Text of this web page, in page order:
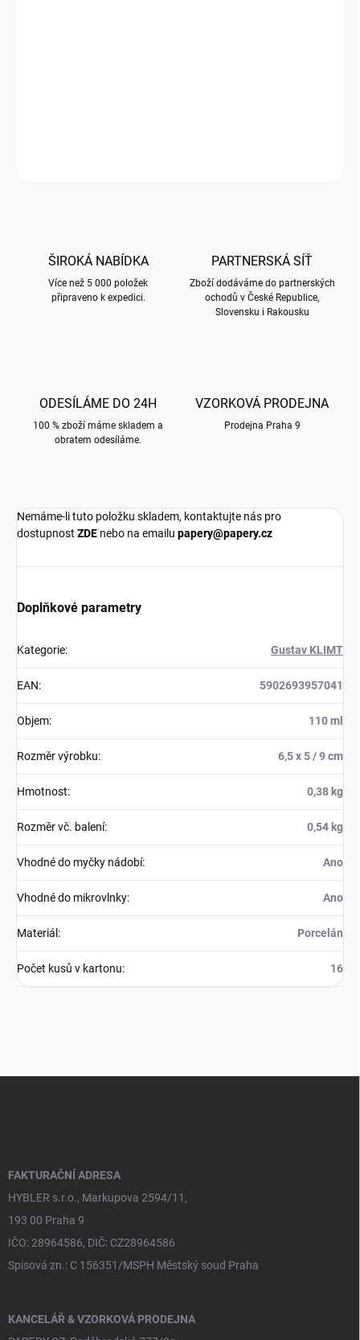
ŠIROKÁ NABÍDKA
Více než 5 000 položek
připraveno k expedici.
PARTNERSKÁ SÍŤ
Zboží dodáváme do partnerských
ochodů v České Republice,
Slovensku i Rakousku
ODESÍLÁME DO 24H
100 % zboží máme skladem a
obratem odesíláme.
VZORKOVÁ PRODEJNA
Prodejna Praha 9
Nemáme-li tuto položku skladem, kontaktujte nás pro
dostupnost ZDE nebo na emailu papery@papery.cz
Doplňkové parametry
Kategorie: Gustav KLIMT
EAN: 5902693957041
Objem: 110 ml
Rozměr výrobku: 6,5 x 5 / 9 cm
Hmotnost: 0,38 kg
Rozměr vč. balení: 0,54 kg
Vhodné do myčky nádobí: Ano
Vhodné do mikrovlnky: Ano
Materiál : Porcelán
Počet kusů v kartonu: 16
FAKTURAČNÍ ADRESA
HYBLER s.r.o., Markupova 2594/11,
193 00 Praha 9
IČO: 28964586, DIČ: CZ28964586
Spisová zn.: C 156351/MSPH Městský soud Praha
KANCELÁŘ & VZORKOVÁ PRODEJNA